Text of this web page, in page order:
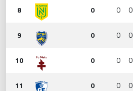
8 0 0 0
9 0 0 0
10 0 0 0
11 0 0 0